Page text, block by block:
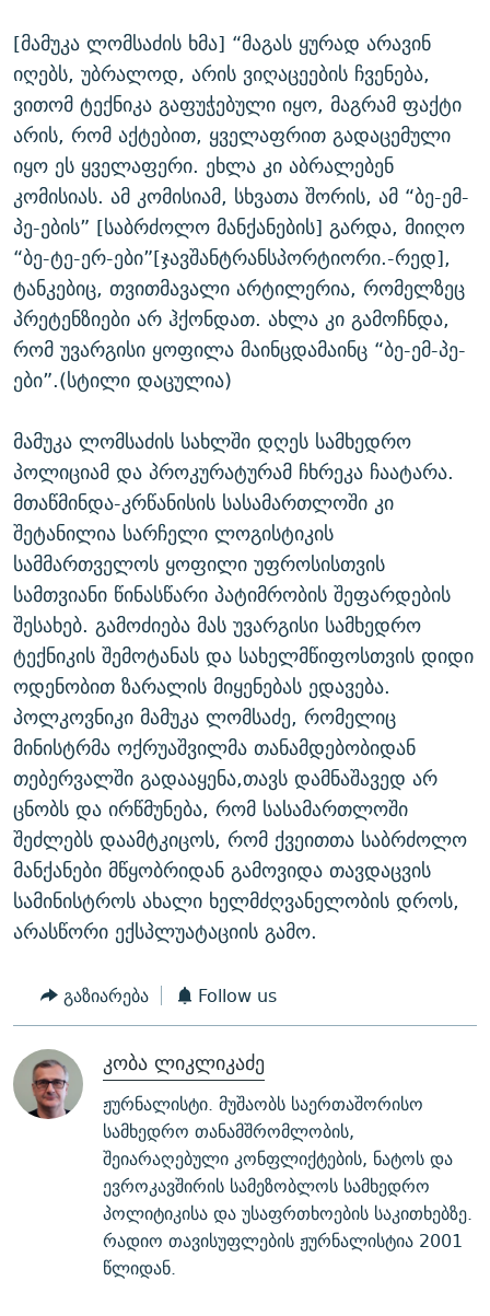
[მამუკა ლომსაძის ხმა] “მაგას ყურად არავინ
იღებს, უბრალოდ, არის ვიღაცეების ჩვენება,
ვითომ ტექნიკა გაფუჭებული იყო, მაგრამ ფაქტი
არის, რომ აქტებით, ყველაფრით გადაცემული
იყო ეს ყველაფერი. ეხლა კი აბრალებენ
კომისიას. ამ კომისიამ, სხვათა შორის, ამ “ბე-ემ-
პე-ების” [საბრძოლო მანქანების] გარდა, მიიღო
“ბე-ტე-ერ-ები”[ჯავშანტრანსპორტიორი.-რედ],
ტანკებიც, თვითმავალი არტილერია, რომელზეც
პრეტენზიები არ ჰქონდათ. ახლა კი გამოჩნდა,
რომ უვარგისი ყოფილა მაინცდამაინც “ბე-ემ-პე-
ები”.(სტილი დაცულია)
მამუკა ლომსაძის სახლში დღეს სამხედრო
პოლიციამ და პროკურატურამ ჩხრეკა ჩაატარა.
მთაწმინდა-კრწანისის სასამართლოში კი
შეტანილია სარჩელი ლოგისტიკის
სამმართველოს ყოფილი უფროსისთვის
სამთვიანი წინასწარი პატიმრობის შეფარდების
შესახებ. გამოძიება მას უვარგისი სამხედრო
ტექნიკის შემოტანას და სახელმწიფოსთვის დიდი
ოდენობით ზარალის მიყენებას ედავება.
პოლკოვნიკი მამუკა ლომსაძე, რომელიც
მინისტრმა ოქრუაშვილმა თანამდებობიდან
თებერვალში გადააყენა,თავს დამნაშავედ არ
ცნობს და ირწმუნება, რომ სასამართლოში
შეძლებს დაამტკიცოს, რომ ქვეითთა საბრძოლო
მანქანები მწყობრიდან გამოვიდა თავდაცვის
სამინისტროს ახალი ხელმძღვანელობის დროს,
არასწორი ექსპლუატაციის გამო.
გაზიარება Follow us
კობა ლიკლიკაძე
ჟურნალისტი. მუშაობს საერთაშორისო
სამხედრო თანამშრომლობის,
შეიარაღებული კონფლიქტების, ნატოს და
ევროკავშირის სამეზობლოს სამხედრო
პოლიტიკისა და უსაფრთხოების საკითხებზე.
რადიო თავისუფლების ჟურნალისტია 2001
წლიდან.